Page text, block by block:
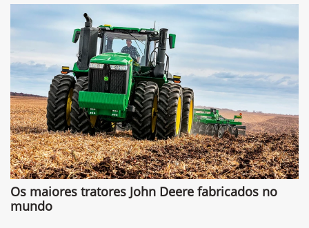
Os maiores tratores John Deere fabricados no
mundo